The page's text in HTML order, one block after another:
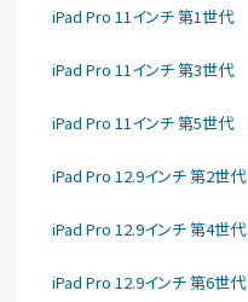
iPad Pro 11インチ 第1世代
iPad Pro 11インチ 第3世代
iPad Pro 11インチ 第5世代
iPad Pro 12.9インチ 第2世代
iPad Pro 12.9インチ 第4世代
iPad Pro 12.9インチ 第6世代